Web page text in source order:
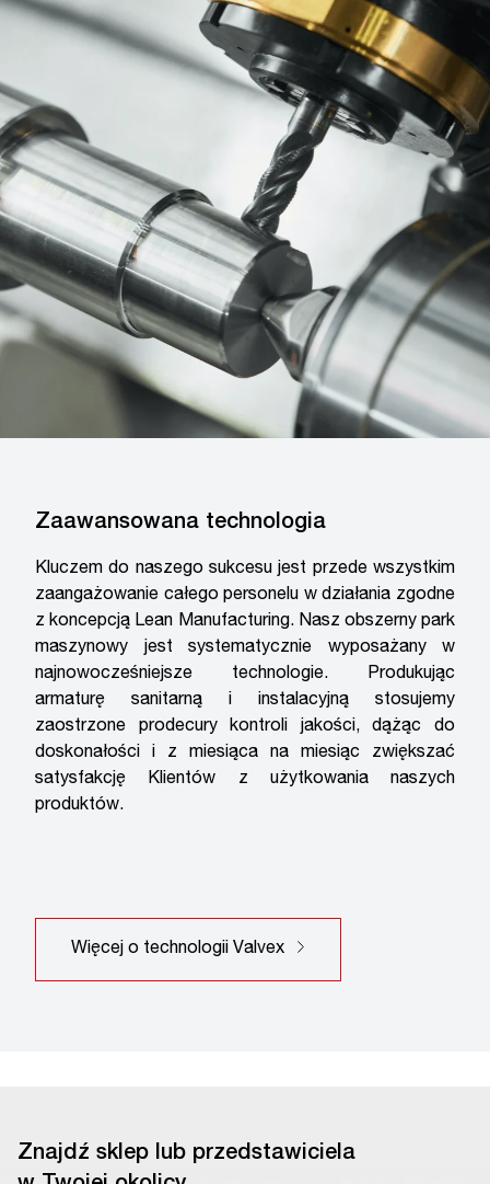
Zaawansowana technologia
Kluczem do naszego sukcesu jest przede wszystkim
zaangażowanie całego personelu w działania zgodne
z koncepcją Lean Manufacturing. Nasz obszerny park
maszynowy jest systematycznie wyposażany w
najnowocześniejsze technologie. Produkując
armaturę sanitarną i instalacyjną stosujemy
zaostrzone prodecury kontroli jakości, dążąc do
doskonałości i z miesiąca na miesiąc zwiększać
satysfakcję Klientów z użytkowania naszych
produktów.
Więcej o technologii Valvex
Znajdź sklep lub przedstawiciela